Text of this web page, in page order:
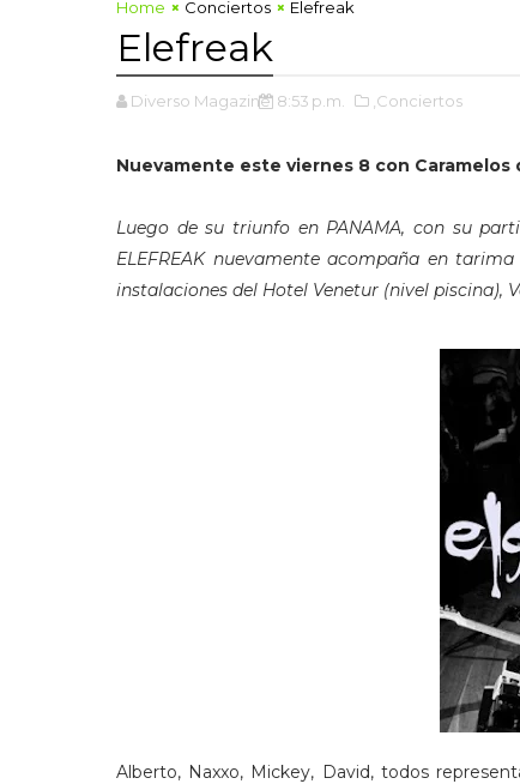
Home Conciertos Elefreak
Elefreak
Diverso Magazine 8:53 p.m. ,Conciertos
Nuevamente este viernes 8 con Caramelos
Luego de su triunfo en PANAMA, con su
ELEFREAK nuevamente acompaña en
instalaciones del Hotel Venetur (nivel piscina),
Alberto, Naxxo, Mickey, David, todos